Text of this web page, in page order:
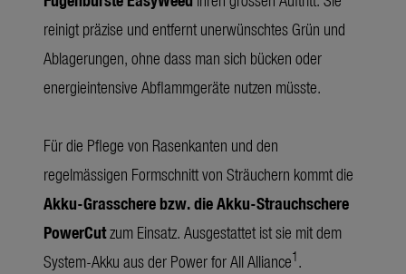
reinigt präzise und entfernt unerwünschtes Grün und
Ablagerungen, ohne dass man sich bücken oder
energieintensive Abflammgeräte nutzen müsste.
Für die Pflege von Rasenkanten und den
regelmässigen Formschnitt von Sträuchern kommt die
Akku-Grasschere bzw. die Akku-Strauchschere
PowerCutzum Einsatz. Ausgestattet ist sie mit dem
System-Akku aus der Power for All Alliance1.